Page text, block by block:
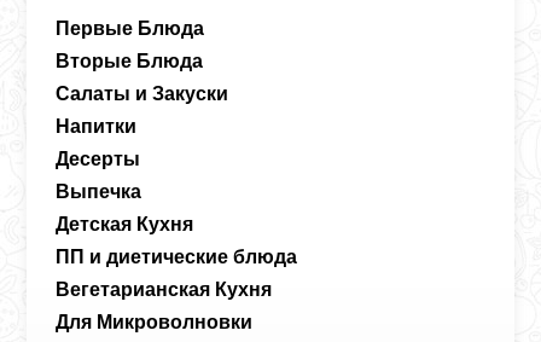
Первые Блюда
Вторые Блюда
Салаты и Закуски
Напитки
Десерты
Выпечка
Детская Кухня
ПП и диетические блюда
Вегетарианская Кухня
Для Микроволновки